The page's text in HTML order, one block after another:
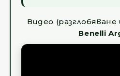
Видео
Benelli